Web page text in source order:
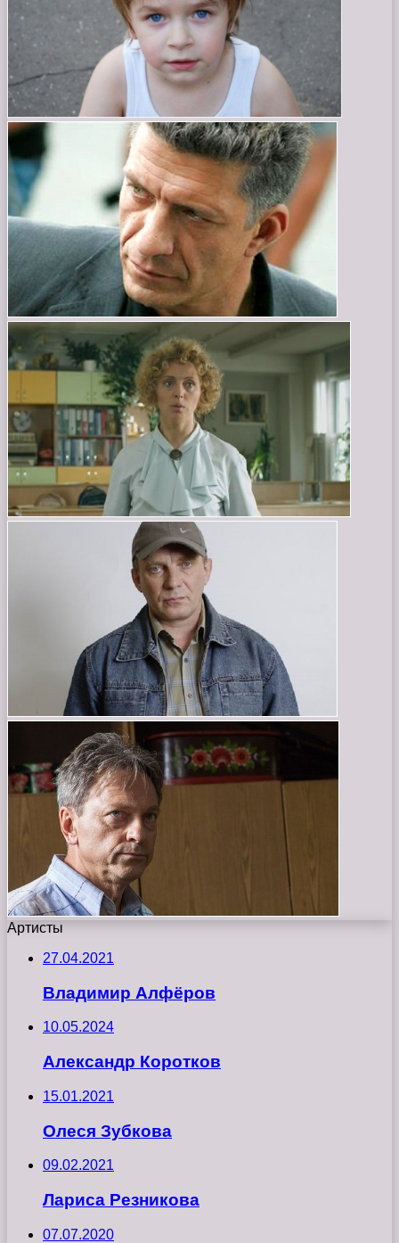
Артисты
27.04.2021
Владимир Алфёров
10.05.2024
Александр Коротков
15.01.2021
Олеся Зубкова
09.02.2021
Лариса Резникова
07.07.2020